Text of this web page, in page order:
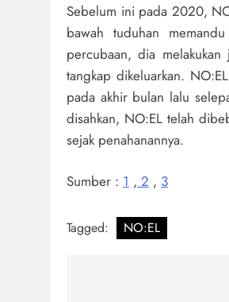
Sebelum ini pada 2020,
bawah tuduhan
percubaan, dia
tangkap dikeluarkan.
pada akhir bulan lalu
disahkan, NO:EL telah
sejak penahanannya.
Sumber : 1 , 2 , 3
Tagged: NO:EL